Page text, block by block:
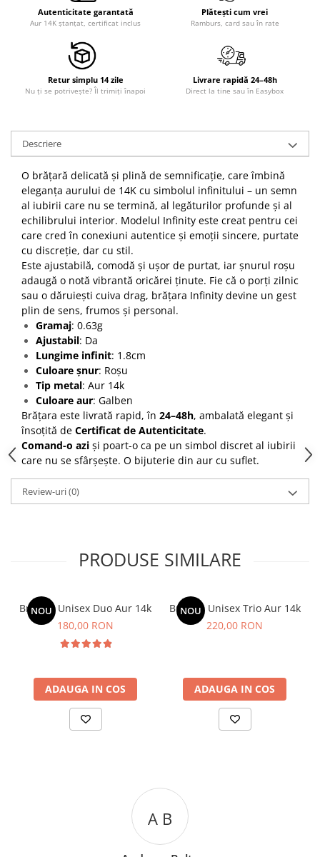
Autenticitate garantată
Aur 14K ștanțat, certificat inclus
Plătești cum vrei
Ramburs, card sau în rate
Retur simplu 14 zile
Nu ți se potrivește? Îl trimiți înapoi
Livrare rapidă 24–48h
Direct la tine sau în Easybox
Descriere
O brățară delicată și plină de semnificație, care îmbină
eleganța aurului de 14K cu simbolul infinitului – un semn
al iubirii care nu se termină, al legăturilor profunde și al
echilibrului interior. Modelul Infinity este creat pentru cei
care cred în conexiuni autentice și emoții sincere, purtate
cu discreție, dar cu stil.
Este ajustabilă, comodă și ușor de purtat, iar șnurul roșu
adaugă o notă vibrantă oricărei ținute. Fie că o porți zilnic
sau o dăruiești cuiva drag, brățara Infinity devine un gest
plin de sens, frumos și personal.
Gramaj: 0.63g
Ajustabil: Da
Lungime infinit: 1.8cm
Culoare șnur: Roșu
Tip metal: Aur 14k
Culoare aur: Galben
Brățara este livrată rapid, în 24–48h, ambalată elegant și
însoțită de Certificat de Autenticitate.
Comand-o azi și poart-o ca pe un simbol discret al iubirii
care nu se sfârșește. O bijuterie din aur cu suflet.
Review-uri(0)
PRODUSE SIMILARE
NOU
Bratara Unisex Duo Aur 14k
180,00 RON
ADAUGA IN COS
NOU
Bratara Unisex Trio Aur 14k
220,00 RON
ADAUGA IN COS